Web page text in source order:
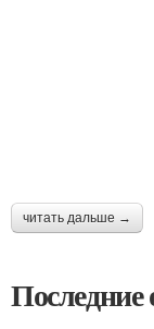
читать дальше →
Последние